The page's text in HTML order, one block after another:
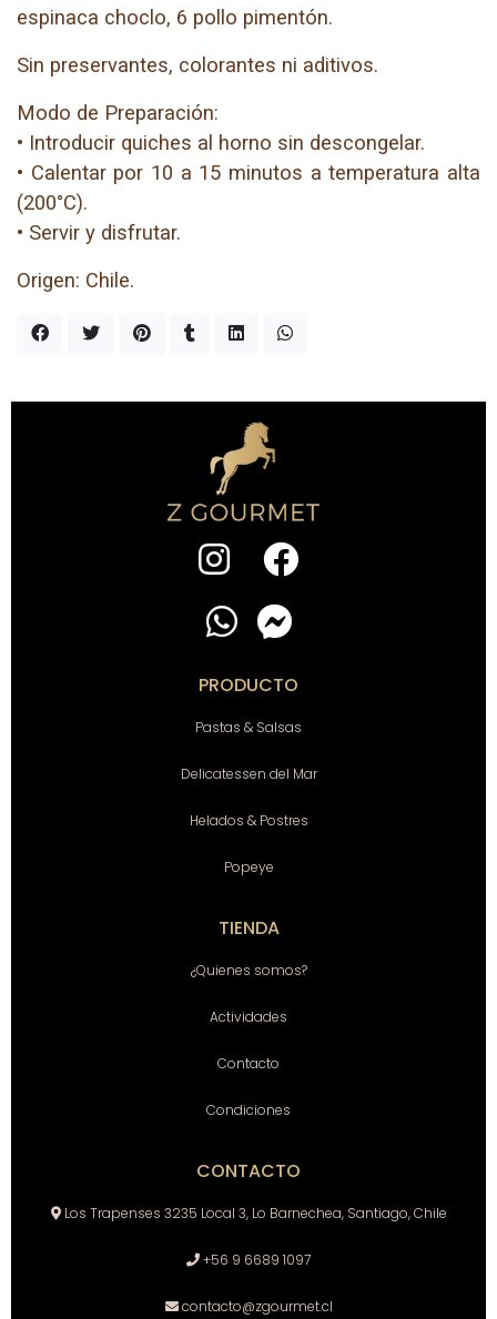
espinaca choclo, 6 pollo pimentón.
Sin preservantes, colorantes ni aditivos.
Modo de Preparación:
• Introducir quiches al horno sin descongelar.
• Calentar por 10 a 15 minutos a temperatura alta
(200°C).
• Servir y disfrutar.
Origen: Chile.
PRODUCTO
Pastas & Salsas
Delicatessen del Mar
Helados & Postres
Popeye
TIENDA
¿Quienes somos?
Actividades
Contacto
Condiciones
CONTACTO
Los Trapenses 3235 Local 3, Lo Barnechea, Santiago, Chile
+56 9 6689 1097
contacto@zgourmet.cl